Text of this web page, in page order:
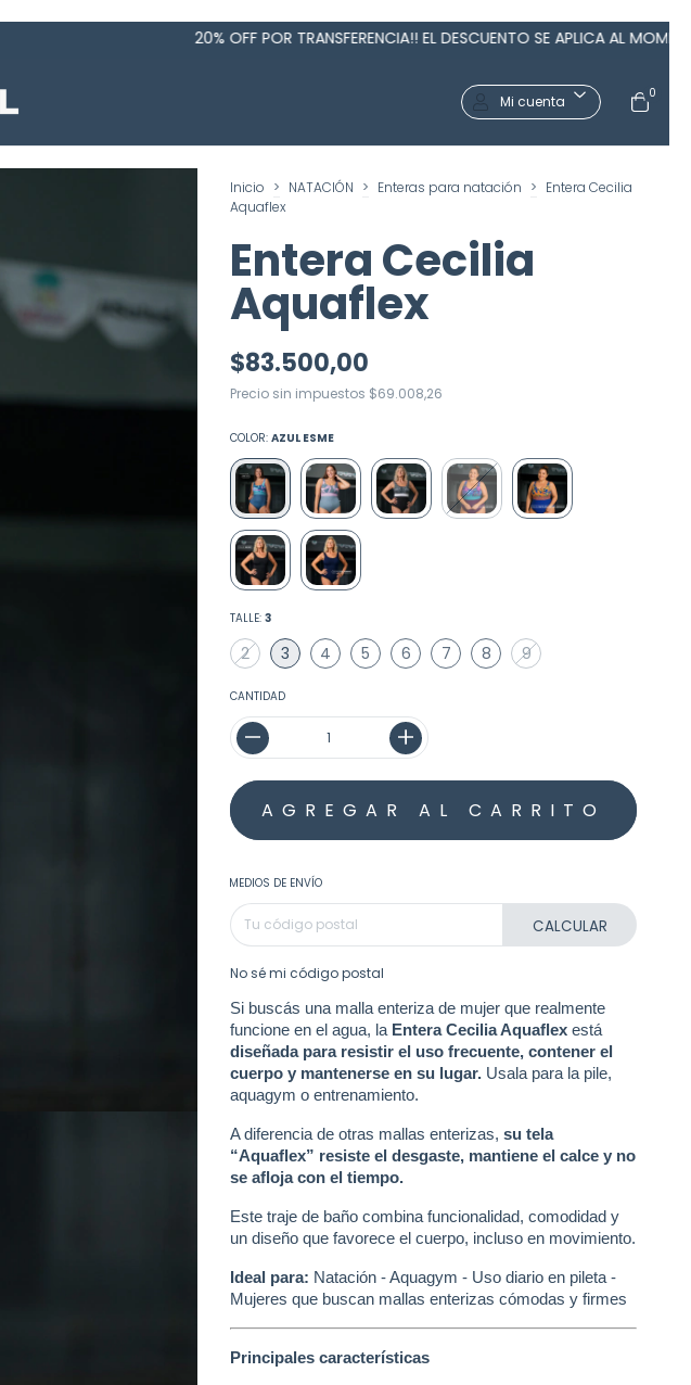
20% OFF POR TRANSFERENCIA!! EL DESCUENTO SE APLICA AL MOMENTO DE ABONAR +
Mi cuenta 0
Inicio > NATACIÓN > Enteras para natación > Entera Cecilia
Aquaflex
Entera Cecilia
Aquaflex
$83.500,00
Precio sin impuestos $69.008,26
COLOR:AZUL ESME
TALLE:3
2 3 4 5 6 7 8 9
CANTIDAD
MEDIOS DE ENVÍO
CALCULAR
No sé mi código postal
Si buscás una malla enteriza de mujer que realmente
funcione en el agua, la Entera Cecilia Aquaflex está
diseñada para resistir el uso frecuente, contener el
cuerpo y mantenerse en su lugar. Usala para la pile,
aquagym o entrenamiento.
A diferencia de otras mallas enterizas,su tela
“Aquaflex” resiste el desgaste, mantiene el calce y no
se afloja con el tiempo.
Este traje de baño combina funcionalidad, comodidad y
un diseño que favorece el cuerpo, incluso en movimiento.
Ideal para: Natación - Aquagym - Uso diario en pileta -
Mujeres que buscan mallas enterizas cómodas y firmes
Principales características